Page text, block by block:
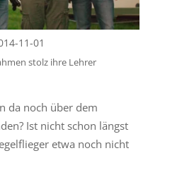
11-01
stolz ihre Lehrer
da noch über dem
Ist nicht schon längst
etwa noch nicht